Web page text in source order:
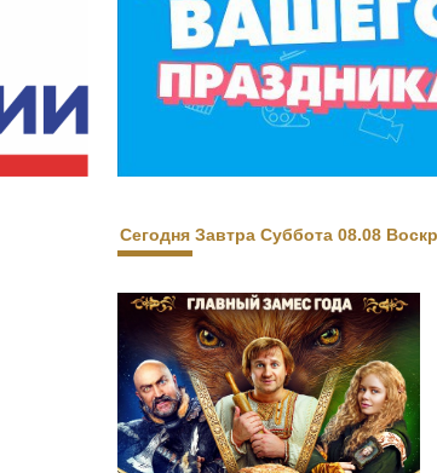
Сегодня Завтра Суббота 08.08